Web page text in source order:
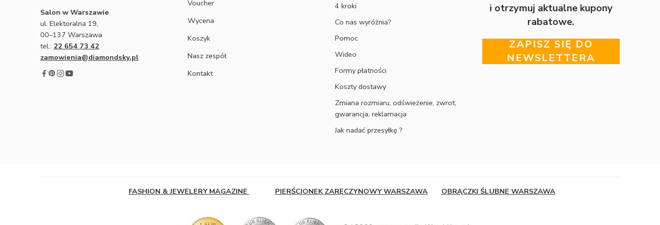
Salon w Warszawie
ul. Elektoralna 19,
00–137 Warszawa
tel.: 22 654 73 42
zamowienia@diamondsky.pl
Voucher
Wycena
Koszyk
Nasz zespół
Kontakt
4 kroki
Co nas wyróżnia?
Pomoc
Wideo
Formy płatności
Koszty dostawy
Zmiana rozmiaru, odświeżenie, zwrot,
gwarancja, reklamacja
Jak nadać przesyłkę ?
i otrzymuj aktualne kupony
rabatowe.
ZAPISZ SIĘ DO
NEWSLETTERA
FASHION & JEWELERY MAGAZINE PIERŚCIONEK ZARĘCZYNOWY WARSZAWA OBRĄCZKI ŚLUBNE WARSZAWA